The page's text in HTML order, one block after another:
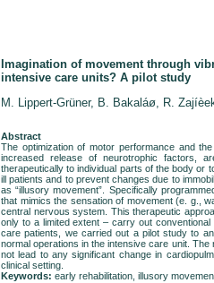
Imagination of movement through
intensive care units? A pilot study
M. Lippert-Grüner, B. Bakaláø, R.
Abstract
The optimization of motor performance and
increased release of neurotrophic factors,
therapeutically to individual parts of the body or
ill patients and to prevent changes due to
as “illusory movement”. Specifically
that mimics the sensation of movement (e. g.,
central nervous system. This therapeutic
only to a limited extent – carry out
care patients, we carried out a pilot study to
normal operations in the intensive care unit.
not lead to any significant change in
clinical setting.
Keywords: early rehabilitation, illusory